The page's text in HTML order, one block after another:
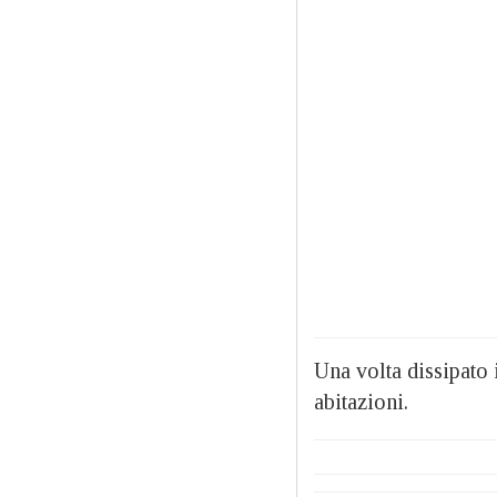
Una volta
abitazioni.